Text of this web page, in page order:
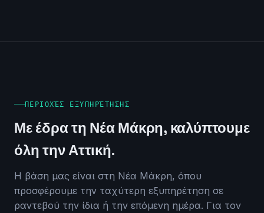
ΠΕΡΙΟΧΈΣ ΕΞΥΠΗΡΈΤΗΣΗΣ
Με έδρα τη Νέα Μάκρη, καλύπτουμε
όλη την Αττική.
Η βάση μας είναι στη Νέα Μάκρη, όπου
προσφέρουμε την ταχύτερη εξυπηρέτηση σε
ραντεβού την ίδια ή την επόμενη ημέρα. Για τον